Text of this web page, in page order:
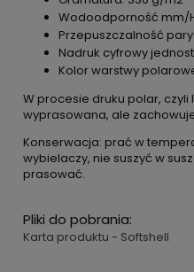
Wodoodporność mm/
Przepuszczalność
Nadruk cyfrowy
Kolor warstwy
W procesie druku polar,
wyprasowana, ale
Konserwacja: prać w
wybielaczy, nie suszyć w
prasować.
Pliki do pobrania:
Karta produktu - Softshell